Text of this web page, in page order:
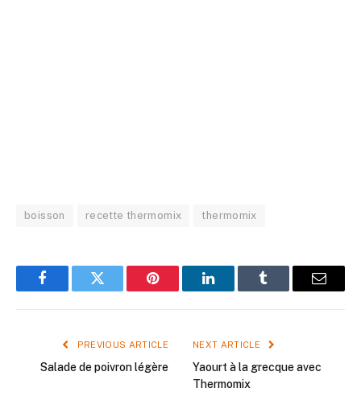
boisson recette thermomix thermomix
FacebookTwitter Pinterest LinkedInTumblr Email
PREVIOUS ARTICLE
Salade de poivron légère
NEXT ARTICLE
Yaourt à la grecque avec
Thermomix